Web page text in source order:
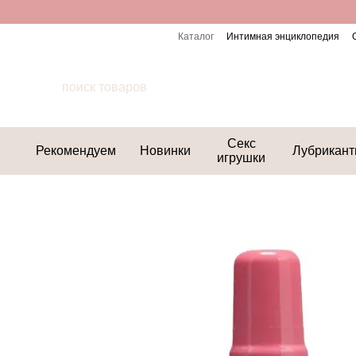
Каталог Интимная энциклопедия
Рекомендуем Новинки
Секс
игрушки